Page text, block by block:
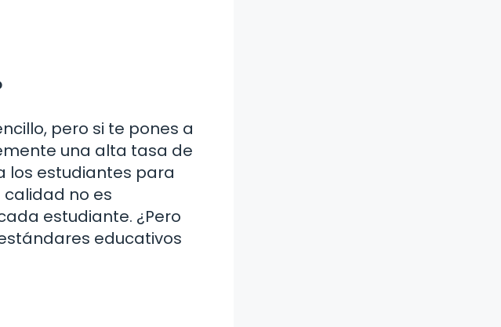
pero si te pones a
una alta tasa de
los estudiantes para
no es
estudiante. ¿Pero
educativos